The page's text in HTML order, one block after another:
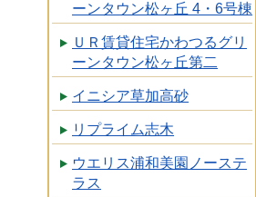
ーンタウン松ヶ丘 4・6号棟
ＵＲ賃貸住宅かわつるグリ
ーンタウン松ヶ丘第二
イニシア草加高砂
リプライム志木
ウエリス浦和美園ノーステ
ラス